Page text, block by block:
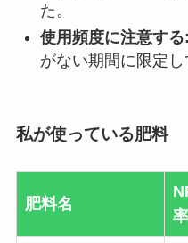
た。
使用頻度に注意する:
がない期間に限定し
私が使っている肥料
肥料名
率